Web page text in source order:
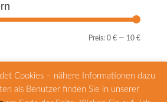
Min.
Max.
Preis:0 € — 10 €
Versandarten
Cookies – nähere Informationen dazu
als Benutzer finden Sie in unserer